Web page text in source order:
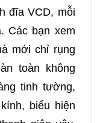
đĩa VCD, mỗi
Các bạn xem
mới chỉ rụng
toàn không
tinh tường,
biểu hiện